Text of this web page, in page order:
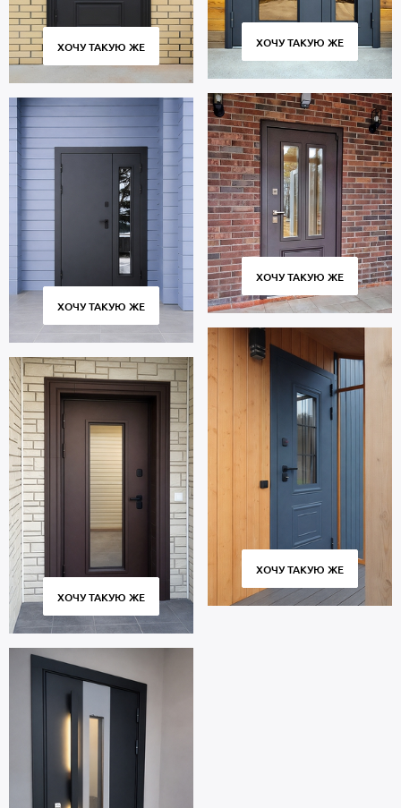
ХОЧУ ТАКУЮ ЖЕ
ХОЧУ ТАКУЮ ЖЕ
ХОЧУ ТАКУЮ ЖЕ
ХОЧУ ТАКУЮ ЖЕ
ХОЧУ ТАКУЮ ЖЕ
ХОЧУ ТАКУЮ ЖЕ